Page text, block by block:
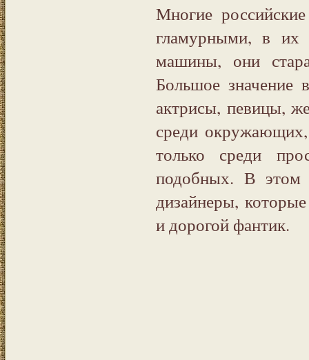
Многие
гламурными, в их
машины, они
Большое значение
актрисы, певицы,
среди
только среди
подобных. В этом
дизайнеры,
и дорогой фантик.